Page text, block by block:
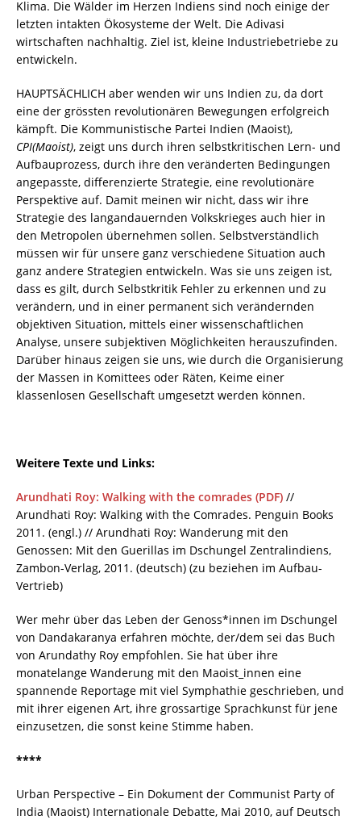
Klima. Die Wälder im Herzen Indiens sind noch einige der
letzten intakten Ökosysteme der Welt. Die Adivasi
wirtschaften nachhaltig. Ziel ist, kleine Industriebetriebe zu
entwickeln.
HAUPTSÄCHLICH aber wenden wir uns Indien zu, da dort
eine der grössten revolutionären Bewegungen erfolgreich
kämpft. Die Kommunistische Partei Indien (Maoist),
CPI(Maoist), zeigt uns durch ihren selbstkritischen Lern- und
Aufbauprozess, durch ihre den veränderten Bedingungen
angepasste, differenzierte Strategie, eine revolutionäre
Perspektive auf. Damit meinen wir nicht, dass wir ihre
Strategie des langandauernden Volkskrieges auch hier in
den Metropolen übernehmen sollen. Selbstverständlich
müssen wir für unsere ganz verschiedene Situation auch
ganz andere Strategien entwickeln. Was sie uns zeigen ist,
dass es gilt, durch Selbstkritik Fehler zu erkennen und zu
verändern, und in einer permanent sich verändernden
objektiven Situation, mittels einer wissenschaftlichen
Analyse, unsere subjektiven Möglichkeiten herauszufinden.
Darüber hinaus zeigen sie uns, wie durch die Organisierung
der Massen in Komittees oder Räten, Keime einer
klassenlosen Gesellschaft umgesetzt werden können.
Weitere Texte und Links:
Arundhati Roy: Walking with the comrades (PDF) //
Arundhati Roy: Walking with the Comrades. Penguin Books
2011. (engl.) // Arundhati Roy: Wanderung mit den
Genossen: Mit den Guerillas im Dschungel Zentralindiens,
Zambon-Verlag, 2011. (deutsch) (zu beziehen im Aufbau-
Vertrieb)
Wer mehr über das Leben der Genoss*innen im Dschungel
von Dandakaranya erfahren möchte, der/dem sei das Buch
von Arundathy Roy empfohlen. Sie hat über ihre
monatelange Wanderung mit den Maoist_innen eine
spannende Reportage mit viel Symphathie geschrieben, und
mit ihrer eigenen Art, ihre grossartige Sprachkunst für jene
einzusetzen, die sonst keine Stimme haben.
****
Urban Perspective – Ein Dokument der Communist Party of
India (Maoist) Internationale Debatte, Mai 2010, auf Deutsch